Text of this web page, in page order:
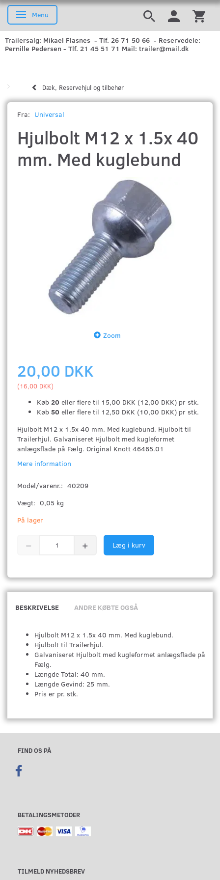
Skifte navigation
Menu
Trailersalg: Mikael Flasnes - Tlf. 26 71 50 66 - Reservedele:
Pernille Pedersen - Tlf. 21 45 51 71 Mail: trailer@mail.dk
Dæk, Reservehjul og tilbehør
Fra: Universal
Hjulbolt M12 x 1.5x 40
mm. Med kuglebund
Zoom
20,00 DKK
(16,00 DKK)
Køb 20 eller flere til 15,00 DKK (12,00 DKK) pr stk.
Køb 50 eller flere til 12,50 DKK (10,00 DKK) pr stk.
Hjulbolt M12 x 1.5x 40 mm. Med kuglebund. Hjulbolt til
Trailerhjul. Galvaniseret Hjulbolt med kugleformet
anlægsflade på Fælg. Original Knott 46465.01
Mere information
Model/varenr.: 40209
Vægt: 0,05 kg
På lager
Læg i kurv
BESKRIVELSE ANDRE KØBTE OGSÅ
Hjulbolt M12 x 1.5x 40 mm. Med kuglebund.
Hjulbolt til Trailerhjul.
Galvaniseret Hjulbolt med kugleformet anlægsflade på
Fælg.
Længde Total: 40 mm.
Længde Gevind: 25 mm.
Pris er pr. stk.
FIND OS PÅ
BETALINGSMETODER
TILMELD NYHEDSBREV